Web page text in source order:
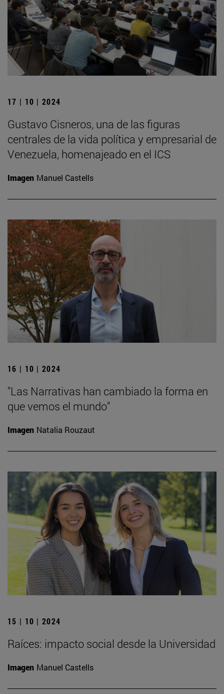
17 | 10 | 2024
Gustavo Cisneros, una de las figuras
centrales de la vida política y empresarial de
Venezuela, homenajeado en el ICS
Imagen Manuel Castells
16 | 10 | 2024
"Las Narrativas han cambiado la forma en
que vemos el mundo"
Imagen Natalia Rouzaut
15 | 10 | 2024
Raíces: impacto social desde la Universidad
Imagen Manuel Castells